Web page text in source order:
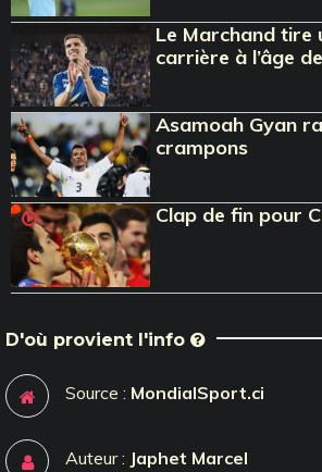
Le Marchand tire
carrière à l’âge
Asamoah Gyan
crampons
Clap de fin pour
D'où provient l'info
Source : MondialSport.ci
Auteur : Japhet Marcel